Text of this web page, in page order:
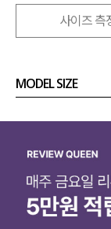
사이즈 측
MODEL SIZE